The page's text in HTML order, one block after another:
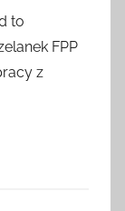
to
FPP
z